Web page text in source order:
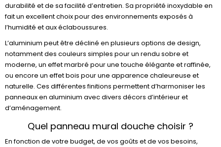
durabilité et de sa facilité d’entretien. Sa propriété inoxydable en
fait un excellent choix pour des environnements exposés à
l’humidité et aux éclaboussures.
L’aluminium peut être décliné en plusieurs options de design,
notamment des couleurs simples pour un rendu sobre et
moderne, un effet marbré pour une touche élégante et raffinée,
ou encore un effet bois pour une apparence chaleureuse et
naturelle. Ces différentes finitions permettent d’harmoniser les
panneaux en aluminium avec divers décors d’intérieur et
d’aménagement.
Quel panneau mural douche choisir ?
En fonction de votre budget, de vos goûts et de vos besoins,